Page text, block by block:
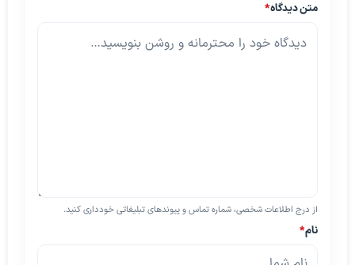
متن دیدگاه*
از درج اطلاعات شخصی، شماره تماس و پیوندهای تبلیغاتی خودداری کنید.
نام*